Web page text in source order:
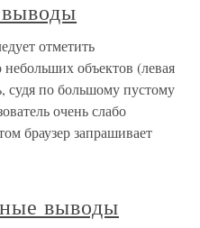
отметить
объектов (левая
судя по большому пустому
очень слабо
браузер запрашивает
выводы